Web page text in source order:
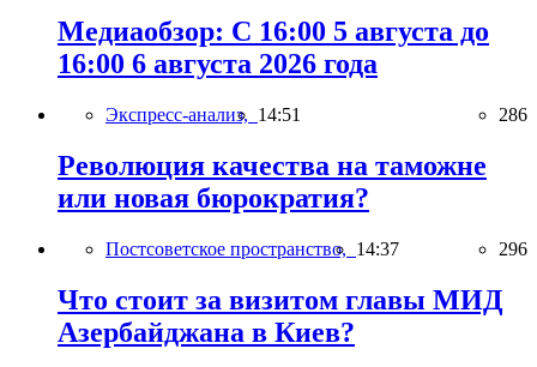
Медиаобзор: С 16:00 5 августа до
16:00 6 августа 2026 года
Экспресс-анализ, 14:51 286
Революция качества на таможне
или новая бюрократия?
Постсоветское пространство, 14:37 296
Что стоит за визитом главы МИД
Азербайджана в Киев?